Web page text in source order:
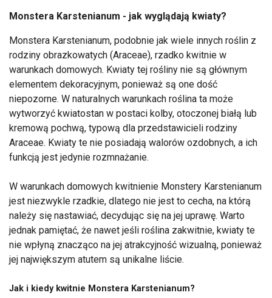
Monstera Karstenianum - jak wyglądają kwiaty?
Monstera Karstenianum, podobnie jak wiele innych roślin z
rodziny obrazkowatych (Araceae), rzadko kwitnie w
warunkach domowych. Kwiaty tej rośliny nie są głównym
elementem dekoracyjnym, ponieważ są one dość
niepozorne. W naturalnych warunkach roślina ta może
wytworzyć kwiatostan w postaci kolby, otoczonej białą lub
kremową pochwą, typową dla przedstawicieli rodziny
Araceae. Kwiaty te nie posiadają walorów ozdobnych, a ich
funkcją jest jedynie rozmnażanie.
W warunkach domowych kwitnienie Monstery Karstenianum
jest niezwykle rzadkie, dlatego nie jest to cecha, na którą
należy się nastawiać, decydując się na jej uprawę. Warto
jednak pamiętać, że nawet jeśli roślina zakwitnie, kwiaty te
nie wpłyną znacząco na jej atrakcyjność wizualną, ponieważ
jej największym atutem są unikalne liście.
Jak i kiedy kwitnie Monstera Karstenianum?